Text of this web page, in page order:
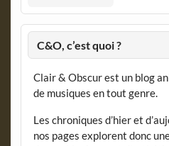
C&O, c’est quoi ?
Clair & Obscur est un blog
de musiques en tout genre.
Les chroniques d’hier et
nos pages explorent donc